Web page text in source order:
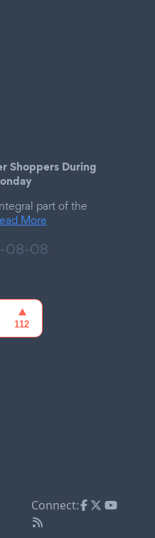
Shoppers During
part of the
More
08-08
Connect: